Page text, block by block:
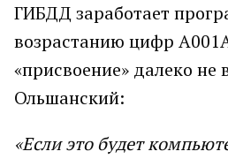
ГИБДД заработает
возрастанию цифр
«присвоение» далеко
Ольшанский:
«Если это будет